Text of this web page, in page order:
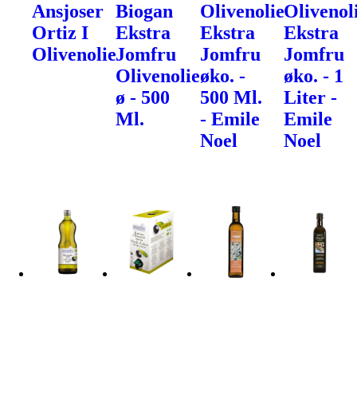
Ansjoser
Ortiz I
Olivenolie
Biogan
Ekstra
Jomfru
Olivenolie
ø - 500
Ml.
Olivenolie
Ekstra
Jomfru
øko. -
500 Ml.
- Emile
Noel
Ekstra
Jomfru
øko. - 1
Liter -
Emile
Noel